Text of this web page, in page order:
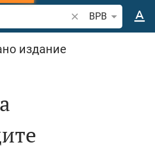
Търсете стих или
BPB
издание